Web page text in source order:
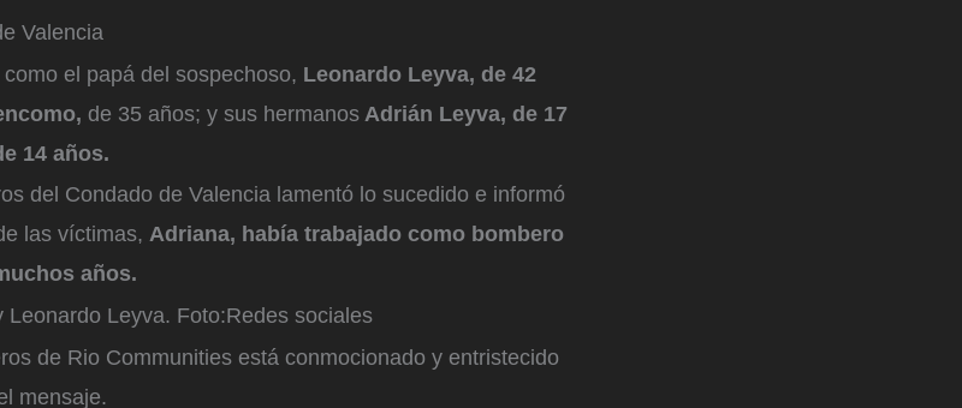
Valencia
el papá del sospechoso, Leonardo Leyva, de 42
de 35 años; y sus hermanos Adrián Leyva, de 17
14 años.
del Condado de Valencia lamentó lo sucedido e informó
las víctimas, Adriana, había trabajado como bombero
años.
Leonardo Leyva. Foto:Redes sociales
de Rio Communities está conmocionado y entristecido
mensaje.